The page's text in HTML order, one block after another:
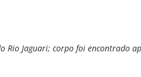
Rio Jaguari; corpo foi encontrado